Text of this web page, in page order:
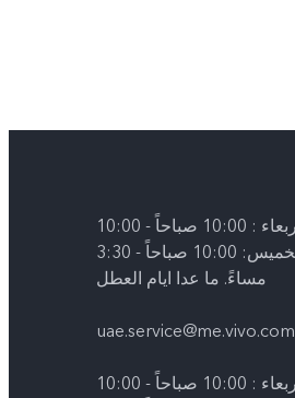
السبت - الأربعاء : 10:00 صباحاً - 10:00
مساءً، الخميس: 10:00 صباحاً - 3:30
مساءً. ما عدا ايام العطل
uae.service@me.vivo.com
السبت - الأربعاء : 10:00 صباحاً - 10:00